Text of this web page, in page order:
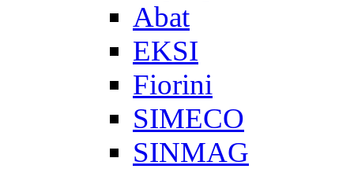
Abat
EKSI
Fiorini
SIMECO
SINMAG